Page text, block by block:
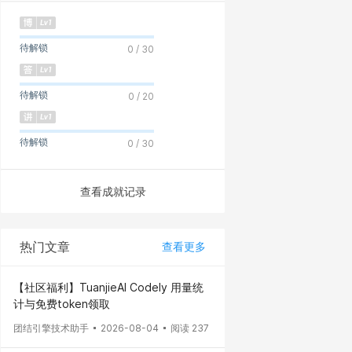
待解锁 0 / 30
待解锁 0 / 20
待解锁 0 / 30
查看成就记录
热门文章 查看更多
【社区福利】TuanjieAI Codely 用量统
计与免费token领取
团结引擎技术助手 2026-08-04 阅读 237